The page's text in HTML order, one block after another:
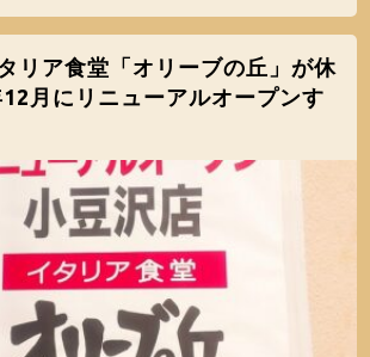
リア食堂「オリーブの丘」が休
月にリニューアルオープンす